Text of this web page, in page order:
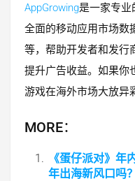
AppGrowing是一家专业
全面的移动应用市场数
等，帮助开发者和发行
提升广告收益。如果你
游戏在海外市场大放异
MORE：
《蛋仔派对》年
年出海新风口吗？